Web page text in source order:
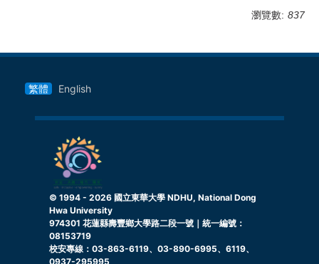
瀏覽數: 837
繁體 English
© 1994 - 2026 國立東華大學 NDHU, National Dong
Hwa University
974301 花蓮縣壽豐鄉大學路二段一號｜統一編號：
08153719
校安專線：03-863-6119、03-890-6995、6119、
0937-295995